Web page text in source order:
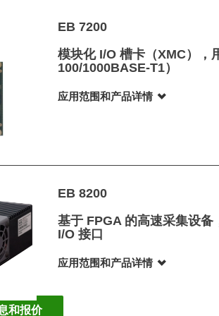
EB 7200
模块化 I/O 槽卡（XMC），
100/1000BASE-T1）
应用范围和产品详情
EB 8200
基于 FPGA 的高速采集设
I/O 接口
应用范围和产品详情
和报价